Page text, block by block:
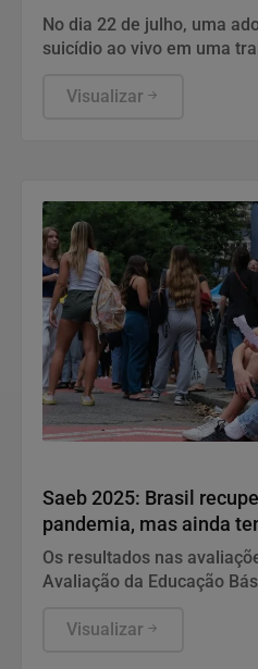
No dia 22 de julho, uma
suicídio ao vivo em uma
Visualizar
Saeb 2025: Brasil
pandemia, mas ainda
Os resultados nas
Avaliação da Educação
Educação (MEC), em
Visualizar